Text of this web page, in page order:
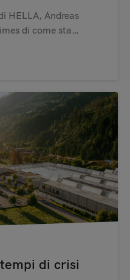
HELLA, Andreas
di come sta…
di crisi